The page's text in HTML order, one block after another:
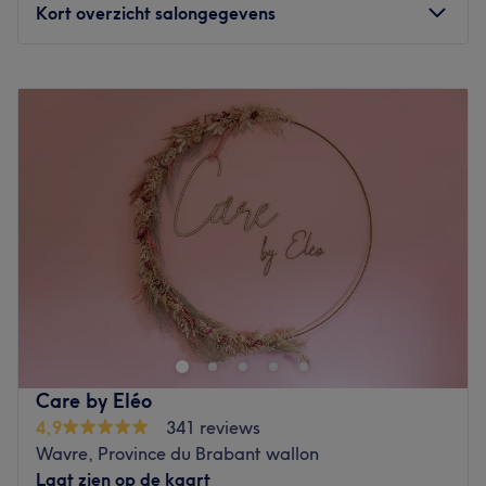
Kort overzicht salongegevens
17:45
17:45
09:00
The Beauty Spot est un superbe espace de beauté à
domicile, situé à Wavre, non loin du parc du Golf de
Louvain-la-Neuve. Venez profiter de l'expertise de
Laurence qui saura satisfaire vos envies et besoins
esthétiques.
Transports publics les plus proches :
À cinq minutes à pied, vous disposez de l'arrêt de bus
Care by Eléo
4,9
341 reviews
Wavre, Province du Brabant wallon
Laat zien op de kaart